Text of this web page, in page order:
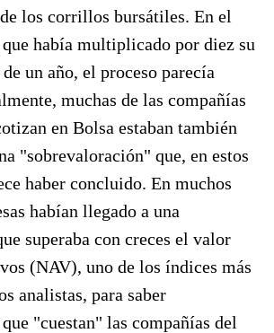
los corrillos bursátiles. En el
había multiplicado por diez su
un año, el proceso parecía
muchas de las compañías
en Bolsa estaban también
"sobrevaloración" que, en estos
haber concluido. En muchos
habían llegado a una
superaba con creces el valor
(NAV), uno de los índices más
analistas, para saber
"cuestan" las compañías del